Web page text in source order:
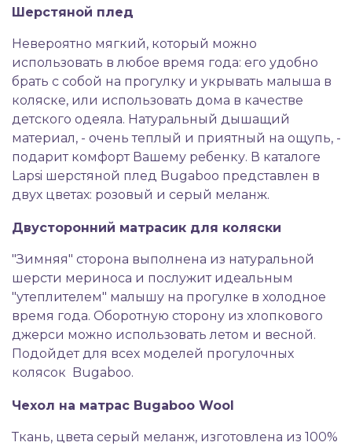
Шерстяной плед
Невероятно мягкий, который можно
использовать в любое время года: его удобно
брать с собой на прогулку и укрывать малыша в
коляске, или использовать дома в качестве
детского одеяла. Натуральный дышащий
материал, - очень теплый и приятный на ощупь, -
подарит комфорт Вашему ребенку. В каталоге
Lapsi шерстяной плед Bugaboo представлен в
двух цветах: розовый и серый меланж.
Двусторонний матрасик для коляски
"Зимняя" сторона выполнена из натуральной
шерсти мериноса и послужит идеальным
"утеплителем" малышу на прогулке в холодное
время года. Оборотную сторону из хлопкового
джерси можно использовать летом и весной.
Подойдет для всех моделей прогулочных
колясок Bugaboo.
Чехол на матрас Bugaboo Wool
Ткань, цвета серый меланж, изготовлена из 100%